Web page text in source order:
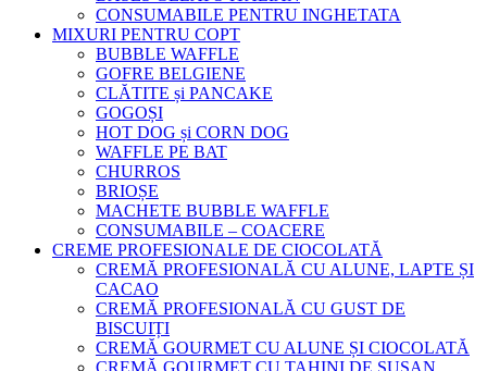
CONSUMABILE PENTRU INGHETATA
MIXURI PENTRU COPT
BUBBLE WAFFLE
GOFRE BELGIENE
CLĂTITE și PANCAKE
GOGOȘI
HOT DOG și CORN DOG
WAFFLE PE BAT
CHURROS
BRIOȘE
MACHETE BUBBLE WAFFLE
CONSUMABILE – COACERE
CREME PROFESIONALE DE CIOCOLATĂ
CREMĂ PROFESIONALĂ CU ALUNE, LAPTE ȘI
CACAO
CREMĂ PROFESIONALĂ CU GUST DE
BISCUIȚI
CREMĂ GOURMET CU ALUNE ȘI CIOCOLATĂ